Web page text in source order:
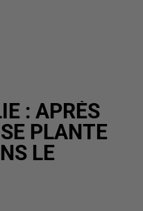
: APRÈS
PLANTE
LE